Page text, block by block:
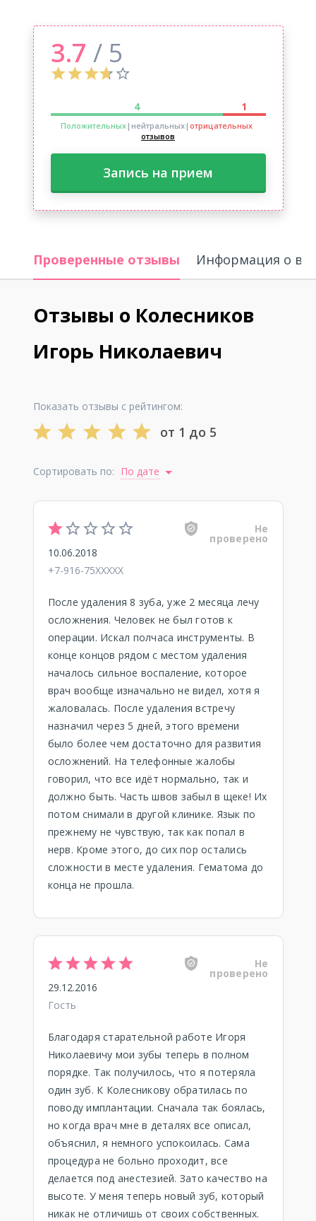
3.7 / 5
4 1
Положительных|нейтральных| отрицательных
отзывов
Запись на прием
Проверенные отзывы Информация о
Отзывы о Колесников
Игорь Николаевич
Показать отзывы с рейтингом:
от 1 до 5
Сортировать по: По дате
Не
проверено
10.06.2018
+7-916-75XXXXX
После удаления 8 зуба, уже 2 месяца лечу
осложнения. Человек не был готов к
операции. Искал полчаса инструменты. В
конце концов рядом с местом удаления
началось сильное воспаление, которое
врач вообще изначально не видел, хотя я
жаловалась. После удаления встречу
назначил через 5 дней, этого времени
было более чем достаточно для развития
осложнений. На телефонные жалобы
говорил, что все идёт нормально, так и
должно быть. Часть швов забыл в щеке! Их
потом снимали в другой клинике. Язык по
прежнему не чувствую, так как попал в
нерв. Кроме этого, до сих пор остались
сложности в месте удаления. Гематома до
конца не прошла.
Не
проверено
29.12.2016
Гость
Благодаря старательной работе Игоря
Николаевичу мои зубы теперь в полном
порядке. Так получилось, что я потеряла
один зуб. К Колесникову обратилась по
поводу имплантации. Сначала так боялась,
но когда врач мне в деталях все описал,
объяснил, я немного успокоилась. Сама
процедура не больно проходит, все
делается под анестезией. Зато качество на
высоте. У меня теперь новый зуб, который
никак не отличишь от своих собственных.